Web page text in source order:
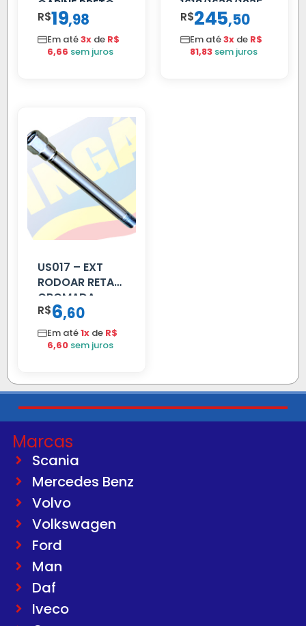
CABINE PRETO
R$19,98
Em até3x de R$
6,66 sem juros
1618/1630/1935
02 FAR
R$245,50
Em até3x de R$
81,83 sem juros
US017 – EXT
RODOAR RETA
CROMADA
R$6,60
Em até1x de R$
6,60 sem juros
Marcas
Scania
Mercedes Benz
Volvo
Volkswagen
Ford
Man
Daf
Iveco